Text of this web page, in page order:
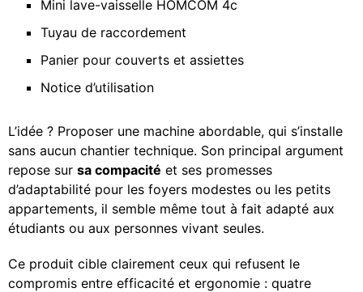
Mini lave-vaisselle HOMCOM 4c
Tuyau de raccordement
Panier pour couverts et assiettes
Notice d’utilisation
L’idée ? Proposer une machine abordable, qui s’installe
sans aucun chantier technique. Son principal argument
repose sur sa compacité et ses promesses
d’adaptabilité pour les foyers modestes ou les petits
appartements, il semble même tout à fait adapté aux
étudiants ou aux personnes vivant seules.
Ce produit cible clairement ceux qui refusent le
compromis entre efficacité et ergonomie : quatre